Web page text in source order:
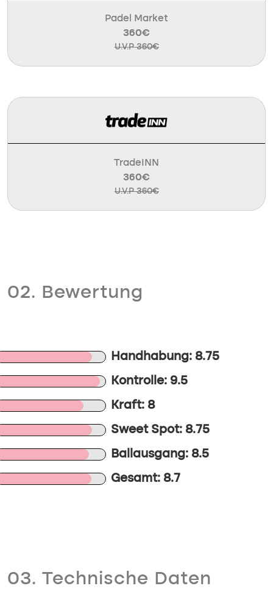
Padel Market
360€
U.V.P 360€
TradeINN
360€
U.V.P 360€
02. Bewertung
Handhabung: 8.75
Kontrolle: 9.5
Kraft: 8
Sweet Spot: 8.75
Ballausgang: 8.5
Gesamt: 8.7
03. Technische Daten